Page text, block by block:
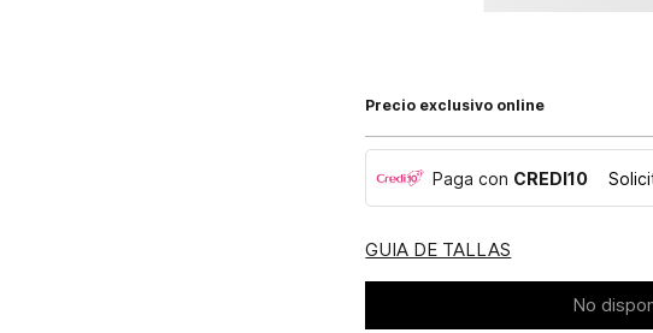
Precio exclusivo online
Paga con CREDI10
GUIA DE TALLAS
No